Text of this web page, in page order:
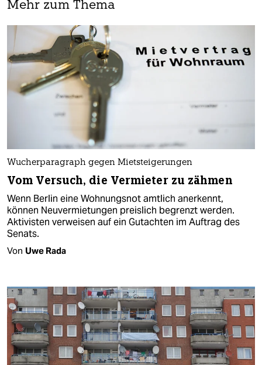
Mehr zum Thema
Wucherparagraph gegen Mietsteigerungen
Vom Versuch, die Vermieter zu zähmen
Wenn Berlin eine Wohnungsnot amtlich anerkennt,
können Neuvermietungen preislich begrenzt werden.
Aktivisten verweisen auf ein Gutachten im Auftrag des
Senats.
Von Uwe Rada